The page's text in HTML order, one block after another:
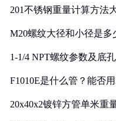
201不锈钢重量计算方法
M20螺纹大径和小径是多
1-1/4 NPT螺纹参数及底
F1010E是什么管？能否
20x40x2镀锌方管单米重